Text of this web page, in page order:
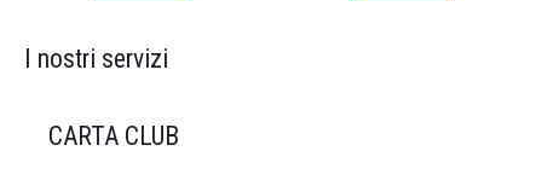
I nostri servizi
CARTA CLUB